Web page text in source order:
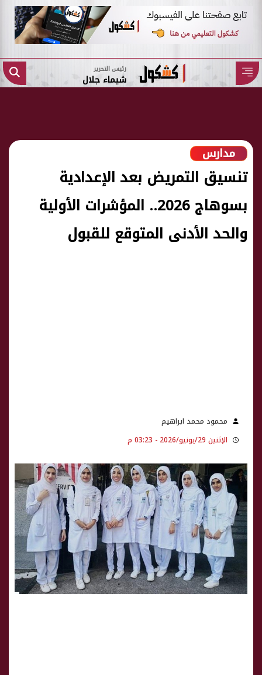
رئيس التحرير
شيماء جلال
مدارس
تنسيق التمريض بعد الإعدادية
بسوهاج 2026.. المؤشرات الأولية
والحد الأدنى المتوقع للقبول
محمود محمد ابراهيم
الإثنين 29/يونيو/2026 - 03:23 م